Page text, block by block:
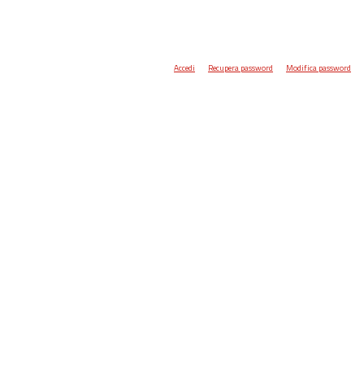
Accedi Recupera password Modifica password